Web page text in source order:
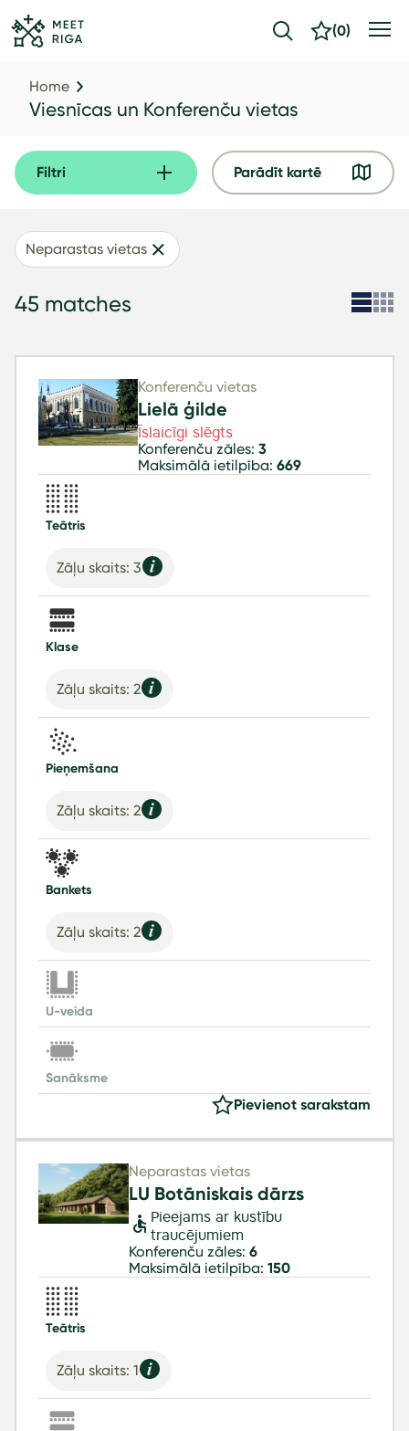
(0)
Home
Viesnīcas un Konferenču vietas
Filtri Parādīt kartē
Neparastas vietas
45 matches
Konferenču vietas
Lielā ģilde
Īslaicīgi slēgts
Konferenču zāles: 3
Maksimālā ietilpība: 669
Teātris
Zāļu skaits: 3
Klase
Zāļu skaits: 2
Pieņemšana
Zāļu skaits: 2
Bankets
Zāļu skaits: 2
U-veida
Sanāksme
Pievienot sarakstam
Neparastas vietas
LU Botāniskais dārzs
Pieejams ar kustību
traucējumiem
Konferenču zāles: 6
Maksimālā ietilpība: 150
Teātris
Zāļu skaits: 1